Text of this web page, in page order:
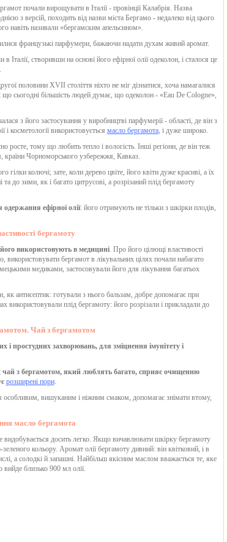
почали вирощувати в Італії - провінції Калабрія. Назва
з версій, походить від назви міста Бергамо - недалеко від цього
навіть називали «бергамским апельсином».
французькі парфумери, бажаючи надати духам живий аромат.
Італії, створивши на основі його ефірної олії одеколон, і сталося це
половини XVII століття ніхто не міг дізнатися, хоча намагалися
що сьогодні більшість людей думає, що одеколон - «Eau De Cologne»,
з його застосування у виробництві парфумерії - області, де він з
і косметології використовується масло бергамота, і дуже широко.
росте, тому що любить тепло і вологість. Інші регіони, де він теж
країни Чорноморського узбережжя, Кавказ.
гілки колючі; зате, коли дерево цвіте, його квіти дуже красиві, а їх
до зими, як і багато цитрусові, а розрізаний плід бергамоту
ефірної олії: його отримують не тільки з шкірки плодів,
бергамоту
використовують в медицині. Про його цілющі властивості
використовувати бергамотв лікувальних цілях почали набагато
медиками, застосовували його для лікування багатьох
як антисептик: готували з нього бальзам, добре допомагає при
використовували плід бергамоту: його розрізали і прикладали до
Чай з бергамотом
і простудних захворювань, для зміцнення імунітету і
чай з бергамотом, який люблять багато, сприяє очищенню
розширені пори.
особливим, вишуканим і ніжним смаком, допомагає знімати втому,
масло бергамота
видобувається досить легко. Якщо вичавлювати шкірку бергамоту
кольору. Аромат олії бергамоту дивний: він квітковий, і в
а солодкі й запашні. Найбільш якісним маслом вважається те, яке
близько 900 мл олії.